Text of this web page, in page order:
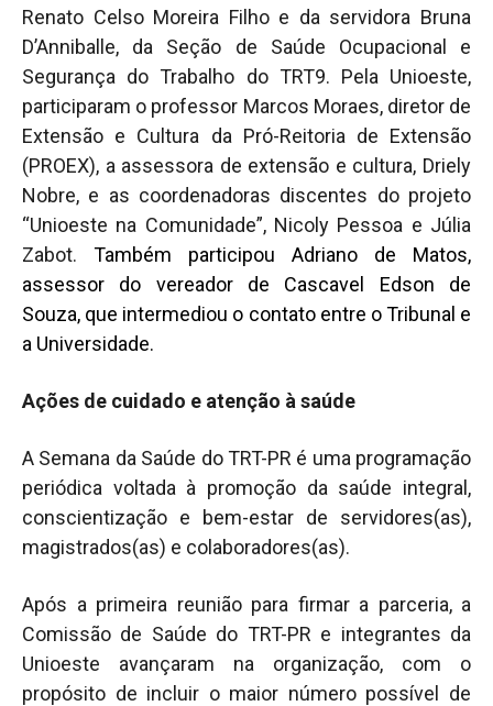
Renato Celso Moreira Filho e da servidora Bruna
D’Anniballe, da Seção de Saúde Ocupacional e
Segurança do Trabalho do TRT9. Pela Unioeste,
participaram o professor Marcos Moraes, diretor de
Extensão e Cultura da Pró-Reitoria de Extensão
(PROEX), a assessora de extensão e cultura, Driely
Nobre, e as coordenadoras discentes do projeto
“Unioeste na Comunidade”, Nicoly Pessoa e Júlia
Zabot. Também participou Adriano de Matos,
assessor do vereador de Cascavel Edson de
Souza, que intermediou o contato entre o Tribunal e
a Universidade.
Ações de cuidado e atenção à saúde
A Semana da Saúde do TRT-PR é uma programação
periódica voltada à promoção da saúde integral,
conscientização e bem-estar de servidores(as),
magistrados(as) e colaboradores(as).
Após a primeira reunião para firmar a parceria, a
Comissão de Saúde do TRT-PR e integrantes da
Unioeste avançaram na organização, com o
propósito de incluir o maior número possível de